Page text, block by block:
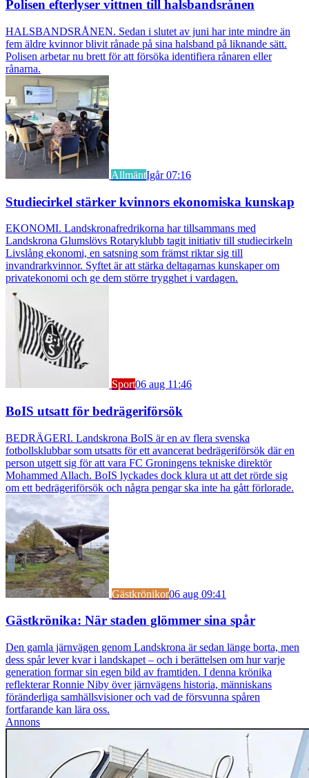
Polisen efterlyser vittnen till halsbandsrånen
HALSBANDSRÅNEN. Sedan i slutet av juni har inte mindre än
fem äldre kvinnor blivit rånade på sina halsband på liknande sätt.
Polisen arbetar nu brett för att försöka identifiera rånaren eller
rånarna.
AllmäntIgår 07:16
Studiecirkel stärker kvinnors ekonomiska kunskap
EKONOMI. Landskronafredrikorna har tillsammans med
Landskrona Glumslövs Rotaryklubb tagit initiativ till studiecirkeln
Livslång ekonomi, en satsning som främst riktar sig till
invandrarkvinnor. Syftet är att stärka deltagarnas kunskaper om
privatekonomi och ge dem större trygghet i vardagen.
Sport06 aug 11:46
BoIS utsatt för bedrägeriförsök
BEDRÄGERI. Landskrona BoIS är en av flera svenska
fotbollsklubbar som utsatts för ett avancerat bedrägeriförsök där en
person utgett sig för att vara FC Groningens tekniske direktör
Mohammed Allach. BoIS lyckades dock klura ut att det rörde sig
om ett bedrägeriförsök och några pengar ska inte ha gått förlorade.
Gästkrönikor06 aug 09:41
Gästkrönika: När staden glömmer sina spår
Den gamla järnvägen genom Landskrona är sedan länge borta, men
dess spår lever kvar i landskapet – och i berättelsen om hur varje
generation formar sin egen bild av framtiden. I denna krönika
reflekterar Ronnie Niby över järnvägens historia, människans
föränderliga samhällsvisioner och vad de försvunna spåren
fortfarande kan lära oss.
Annons